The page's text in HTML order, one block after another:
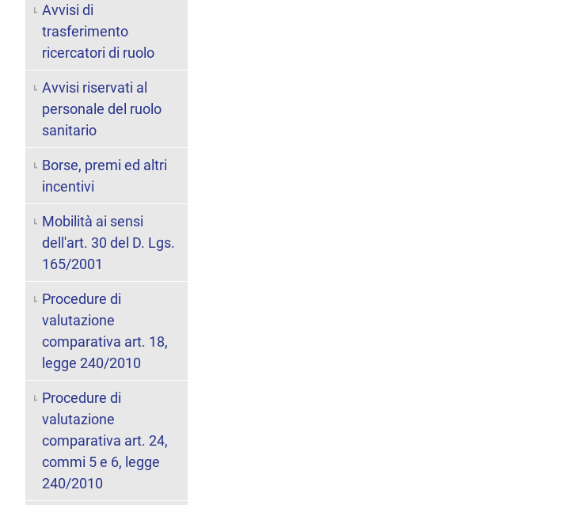
Avvisi di
trasferimento
ricercatori di ruolo
Avvisi riservati al
personale del ruolo
sanitario
Borse, premi ed altri
incentivi
Mobilità ai sensi
dell'art. 30 del D. Lgs.
165/2001
Procedure di
valutazione
comparativa art. 18,
legge 240/2010
Procedure di
valutazione
comparativa art. 24,
commi 5 e 6, legge
240/2010